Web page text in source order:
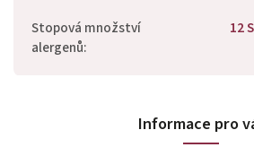
Stopová množství
alergenů:
12
Informace pro